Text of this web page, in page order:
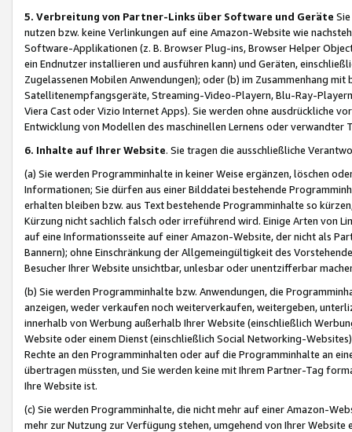
5. Verbreitung von Partner-Links über Software und Geräte
nutzen bzw. keine Verlinkungen auf eine Amazon-Website wie
Software-Applikationen (z. B. Browser Plug-ins, Browser Helper
ein Endnutzer installieren und ausführen kann) und Geräten,
Zugelassenen Mobilen Anwendungen); oder (b) im Zusammenhang
Satellitenempfangsgeräte, Streaming-Video-Playern, Blu-Ray-
Viera Cast oder Vizio Internet Apps). Sie werden ohne ausdrückliche
Entwicklung von Modellen des maschinellen Lernens oder
6. Inhalte auf Ihrer Website. Sie tragen die ausschließliche
(a) Sie werden Programminhalte in keiner Weise ergänzen, löschen
Informationen; Sie dürfen aus einer Bilddatei bestehende
erhalten bleiben bzw. aus Text bestehende Programminhalte so
Kürzung nicht sachlich falsch oder irreführend wird. Einige Arten von
auf eine Informationsseite auf einer Amazon-Website, der nicht als
Bannern); ohne Einschränkung der Allgemeingültigkeit des
Besucher Ihrer Website unsichtbar, unlesbar oder unentzifferbar
(b) Sie werden Programminhalte bzw. Anwendungen, die
anzeigen, weder verkaufen noch weiterverkaufen, weitergeben,
innerhalb von Werbung außerhalb Ihrer Website (einschließlich
Website oder einem Dienst (einschließlich Social Networking-
Rechte an den Programminhalten oder auf die Programminhalte an
übertragen müssten, und Sie werden keine mit Ihrem Partner-Tag
Ihre Website ist.
(c) Sie werden Programminhalte, die nicht mehr auf einer Amazon-
mehr zur Nutzung zur Verfügung stehen, umgehend von Ihrer